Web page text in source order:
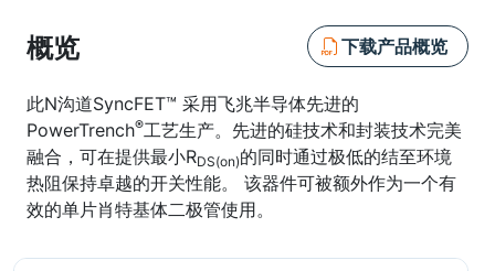
概览 下载产品概览
此N沟道SyncFET™ 采用飞兆半导体先进的
PowerTrench®工艺生产。先进的硅技术和封装技术完美
融合，可在提供最小RDS(on)的同时通过极低的结至环境
热阻保持卓越的开关性能。 该器件可被额外作为一个有
效的单片肖特基体二极管使用。